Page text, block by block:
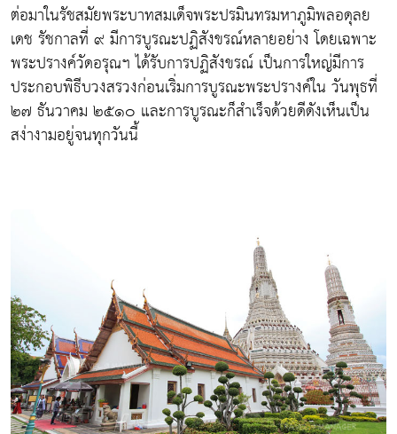
ต่อมาในรัชสมัยพระบาทสมเด็จพระปรมินทรมหาภูมิพลอดุลย
เดช รัชกาลที่ ๙ มีการบูรณะปฏิสังขรณ์หลายอย่าง โดยเฉพาะ
พระปรางค์วัดอรุณฯ ได้รับการปฏิสังขรณ์ เป็นการใหญ่มีการ
ประกอบพิธีบวงสรวงก่อนเริ่มการบูรณะพระปรางค์ใน วันพุธที่
๒๗ ธันวาคม ๒๕๑๐ และการบูรณะก็สำเร็จด้วยดีดังเห็นเป็น
สง่างามอยู่จนทุกวันนี้